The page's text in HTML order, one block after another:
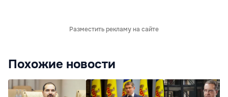
Разместить рекламу на сайте
Похожие новости